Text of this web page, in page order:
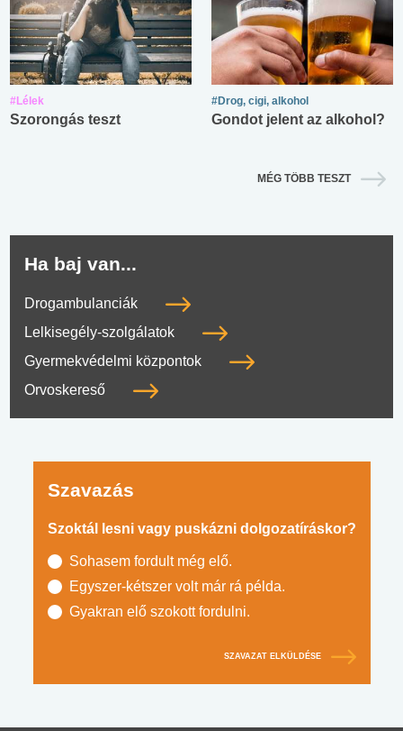
#Lélek
Szorongás teszt
#Drog, cigi, alkohol
Gondot jelent az alkohol?
MÉG TÖBB TESZT
Ha baj van...
Drogambulanciák
Lelkisegély-szolgálatok
Gyermekvédelmi központok
Orvoskereső
Szavazás
Szoktál lesni vagy puskázni dolgozatíráskor?
Sohasem fordult még elő.
Egyszer-kétszer volt már rá példa.
Gyakran elő szokott fordulni.
SZAVAZAT ELKÜLDÉSE